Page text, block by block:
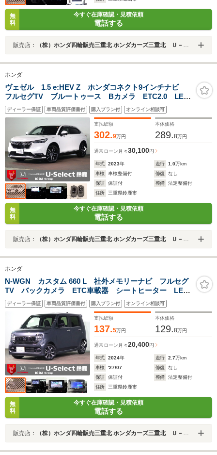
無
料
今すぐ在庫確認・見積依頼
電話する
販売店： （株）ホンダ四輪販売三重北 ホンダカーズ三重北 Ｕ－Ｓｅｌｅｃｔ亀山長明寺
ホンダ
ヴェゼル 1.5 e:HEV Z ホンダコネクト9インチナビ
フルセグTV ブルートゥース Bカメラ ETC2.0 LED
オートライト ワイヤレス充電 ワンオーナー 禁煙
車 Pセンサー Pゲート Sヒーター 車高調 モデュ
ディーラー保証 車両品質評価書付 購入プラン付 オンライン相談可
支払総額
302.9万円
本体価格
289.8万円
通常ローン 月々30,100円
年式 2023年 走行 1.0万km
車検
車検整備付 修復
なし
保証
保証付 整備
法定整備付
住所
三重県鈴鹿市
無
料
今すぐ在庫確認・見積依頼
電話する
販売店： （株）ホンダ四輪販売三重北 ホンダカーズ三重北 Ｕ－Ｓｅｌｅｃｔ鈴鹿
ホンダ
N-WGN カスタム 660 L 社外メモリーナビ フルセグ
TV バックカメラ ETC車載器 シートヒーター LED
オートライト オートハイビーム ワンオーナー 禁煙
車 Pセンサー USB充電 スマートキー 純正14AW
Hセンシング
ディーラー保証 車両品質評価書付 購入プラン付 オンライン相談可
支払総額
137.5万円
本体価格
129.8万円
通常ローン 月々20,400円
年式 2024年 走行 2.7万km
車検
'27/07 修復
なし
保証
保証付 整備
法定整備付
住所
三重県鈴鹿市
無
料
今すぐ在庫確認・見積依頼
電話する
販売店： （株）ホンダ四輪販売三重北 ホンダカーズ三重北 Ｕ－Ｓｅｌｅｃｔ鈴鹿